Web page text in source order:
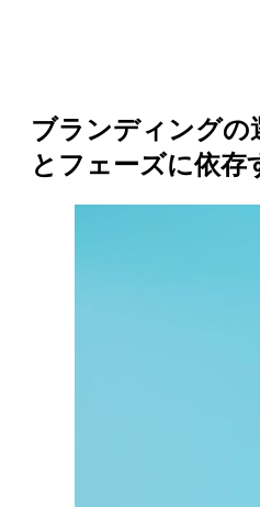
ブランディングの
とフェーズに依存